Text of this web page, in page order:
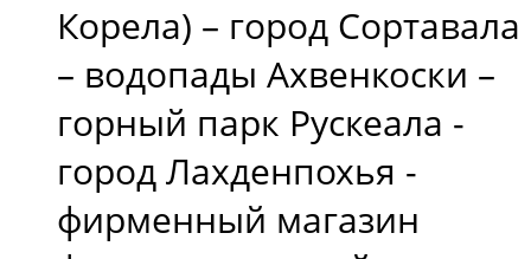
Корела) – город Сортавала
– водопады Ахвенкоски –
горный парк Рускеала -
город Лахденпохья -
фирменный магазин